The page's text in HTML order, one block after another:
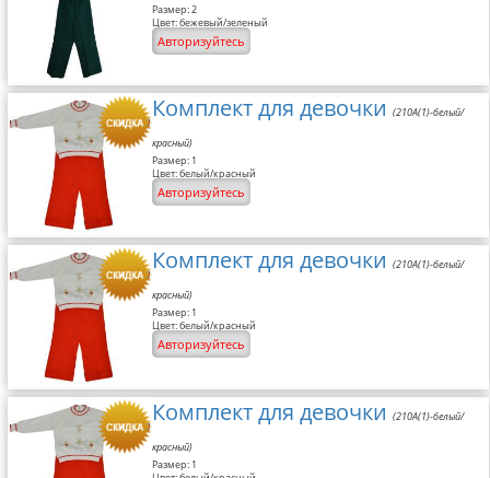
Размер: 2
Цвет: бежевый/зеленый
Авторизуйтесь
Комплект для девочки(210A(1)-белый/
красный)
Размер: 1
Цвет: белый/красный
Авторизуйтесь
Комплект для девочки(210A(1)-белый/
красный)
Размер: 1
Цвет: белый/красный
Авторизуйтесь
Комплект для девочки(210A(1)-белый/
красный)
Размер: 1